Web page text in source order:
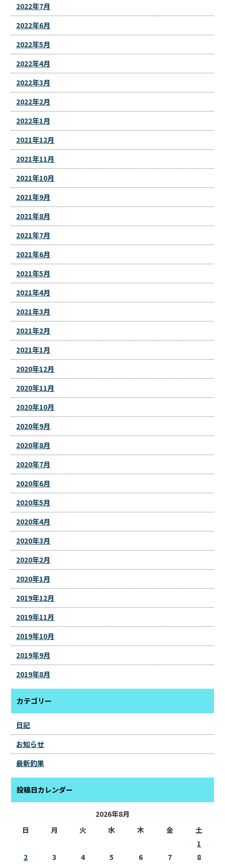
2022年7月
2022年6月
2022年5月
2022年4月
2022年3月
2022年2月
2022年1月
2021年12月
2021年11月
2021年10月
2021年9月
2021年8月
2021年7月
2021年6月
2021年5月
2021年4月
2021年3月
2021年2月
2021年1月
2020年12月
2020年11月
2020年10月
2020年9月
2020年8月
2020年7月
2020年6月
2020年5月
2020年4月
2020年3月
2020年2月
2020年1月
2019年12月
2019年11月
2019年10月
2019年9月
2019年8月
カテゴリー
日記
お知らせ
最新釣果
投稿日カレンダー
2026年8月
日
月 火 水 木 金
土
1
2
3 4 5 6 7 8